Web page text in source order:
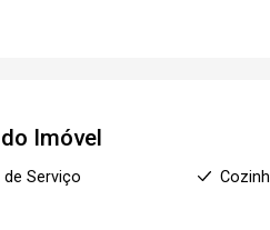
Imóvel
de Serviço